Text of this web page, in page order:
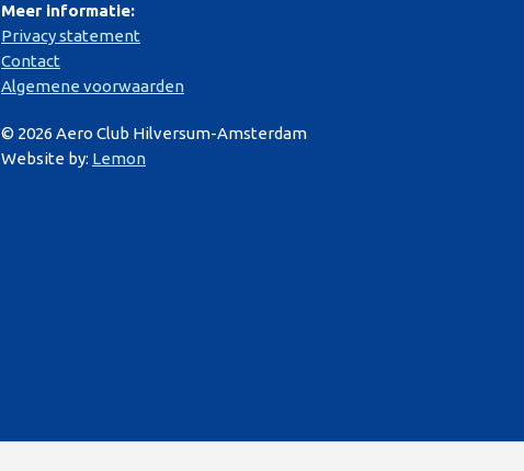
Meer informatie:
Privacy statement
Contact
Algemene voorwaarden
© 2026 Aero Club Hilversum-Amsterdam
Website by: Lemon